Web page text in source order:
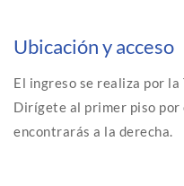
Ubicación y acceso
El ingreso se realiza por
Dirígete al primer piso por
encontrarás a la derecha.